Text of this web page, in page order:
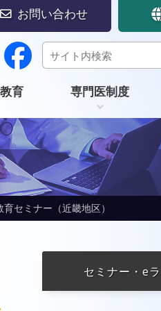
お問い合わせ
育 専門医制度
セミナー（近畿地区）
セミナー・e